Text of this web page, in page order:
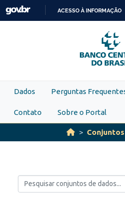
Skip to main content
PARA
O
ACESSO À INFORMAÇÃO
Dados Perguntas
Contato Sobre o Portal